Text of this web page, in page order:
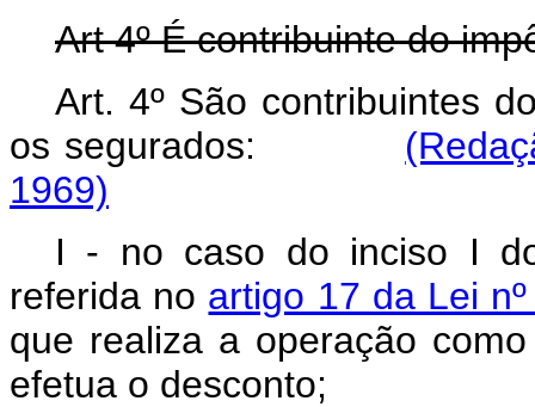
Art 4º É contribuinte do
Art. 4º São contribuintes
os segurados:
1969)
I - no caso do inciso I
referida no artigo 17 da Lei
que realiza a operação
efetua o desconto;